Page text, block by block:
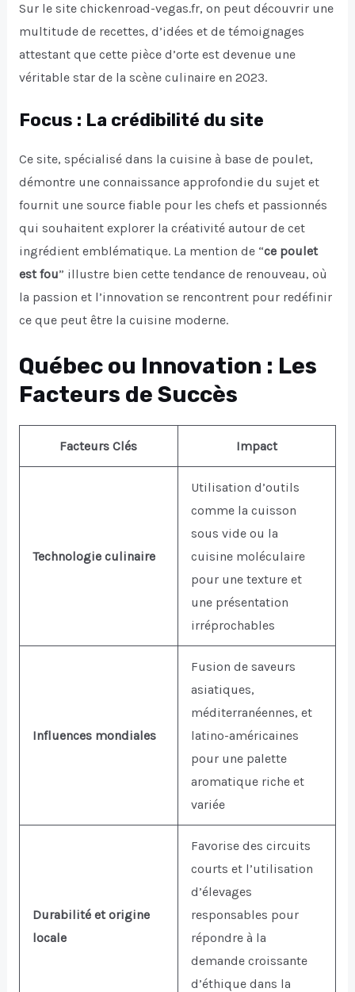
Sur le site chickenroad-vegas.fr, on peut découvrir une
multitude de recettes, d’idées et de témoignages
attestant que cette pièce d’orte est devenue une
véritable star de la scène culinaire en 2023.
Focus : La crédibilité du site
Ce site, spécialisé dans la cuisine à base de poulet,
démontre une connaissance approfondie du sujet et
fournit une source fiable pour les chefs et passionnés
qui souhaitent explorer la créativité autour de cet
ingrédient emblématique. La mention de “ce poulet
est fou” illustre bien cette tendance de renouveau, où
la passion et l’innovation se rencontrent pour redéfinir
ce que peut être la cuisine moderne.
Québec ou Innovation : Les
Facteurs de Succès
Facteurs Clés Impact
Technologie culinaire
Utilisation d’outils
comme la cuisson
sous vide ou la
cuisine moléculaire
pour une texture et
une présentation
irréprochables
Influences mondiales
Fusion de saveurs
asiatiques,
méditerranéennes, et
latino-américaines
pour une palette
aromatique riche et
variée
Durabilité et origine
locale
Favorise des circuits
courts et l’utilisation
d’élevages
responsables pour
répondre à la
demande croissante
d’éthique dans la